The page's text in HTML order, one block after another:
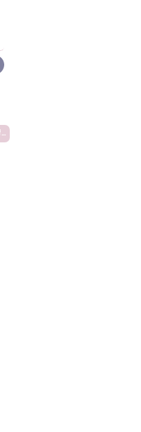
Bestellung widerrufen